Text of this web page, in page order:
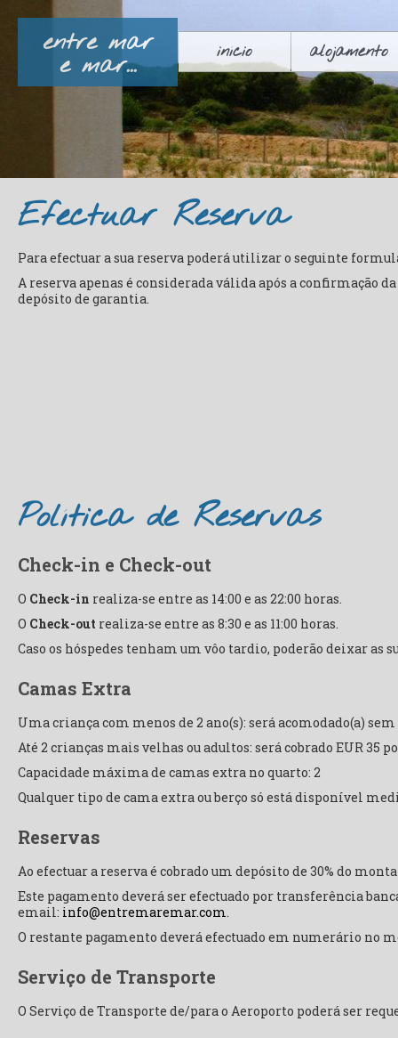
entre mar
e mar... início alojamento
Efectuar Reserva
Para efectuar a sua reserva poderá utilizar o seguinte
A reserva apenas é considerada válida após a confirmação
depósito de garantia.
Política de Reservas
Check-in e Check-out
O Check-in realiza-se entre as 14:00 e as 22:00 horas.
O Check-out realiza-se entre as 8:30 e as 11:00 horas.
Caso os hóspedes tenham um vôo tardio, poderão deixar as
Camas Extra
Uma criança com menos de 2 ano(s): será acomodado(a)
Até 2 crianças mais velhas ou adultos: será cobrado EUR 35
Capacidade máxima de camas extra no quarto: 2
Qualquer tipo de cama extra ou berço só está disponível
Reservas
Ao efectuar a reserva é cobrado um depósito de 30% do
Este pagamento deverá ser efectuado por transferência
email: info@entremaremar.com.
O restante pagamento deverá efectuado em numerário no
Serviço de Transporte
O Serviço de Transporte de/para o Aeroporto poderá ser